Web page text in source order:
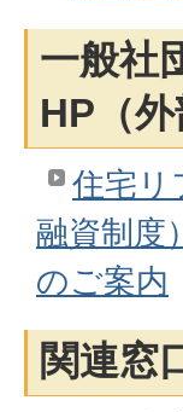
一般社
HP（
住宅リ
融資制度
のご案内
関連窓